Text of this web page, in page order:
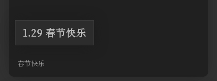
1.29 春节快乐
春节快乐